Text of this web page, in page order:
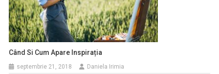
Când Si Cum Apare Inspirația
septembrie 21, 2018 Daniela Irimia